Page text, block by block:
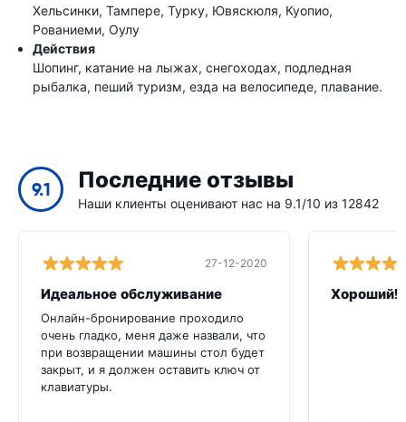
Хельсинки, Тампере, Турку, Ювяскюля, Куопио,
Рованиеми, Оулу
Действия
Шопинг, катание на лыжах, снегоходах, подледная
рыбалка, пеший туризм, езда на велосипеде, плавание.
9.1 Последние отзывы
Наши клиенты оценивают нас на 9.1/10 из 12842
27-12-2020
Идеальное обслуживание
Онлайн-бронирование проходило
очень гладко, меня даже назвали, что
при возвращении машины стол будет
закрыт, и я должен оставить ключ от
клавиатуры.
Хороший!